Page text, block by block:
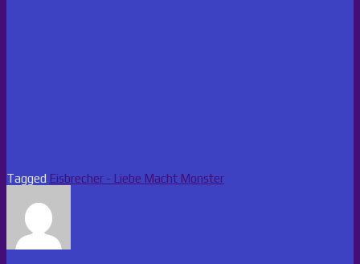
Tagged Eisbrecher - Liebe Macht Monster